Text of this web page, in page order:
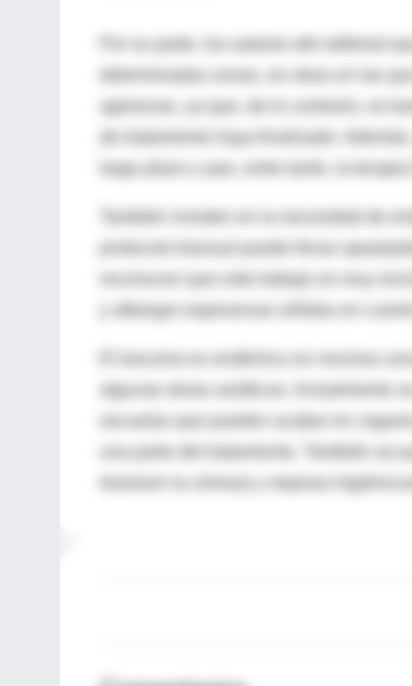
determinadas zonas, en otras en las
agresivas, ya que, de lo contrario, es
de tratamiento haya finalizado.
largo plazo y que, entre tanto, la
protocolo bianual puede llevar
reconocen que este trabajo es muy
y albergar esperanzas sólidas en
algunas áreas asiáticas. Actualmente
secuelas que pueden acabar en
una parte del tratamiento. También se
lesionen la córnea) y mejoras